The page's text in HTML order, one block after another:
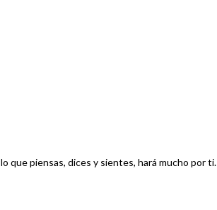
que piensas, dices y sientes, hará mucho por ti.